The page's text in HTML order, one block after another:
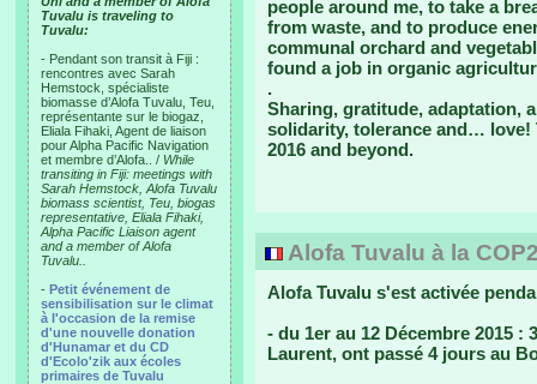
Tuvalu is traveling to
Tuvalu:
- Pendant son transit à Fiji :
rencontres avec Sarah
Hemstock, spécialiste
biomasse d’Alofa Tuvalu, Teu,
représentante sur le biogaz,
Eliala Fihaki, Agent de liaison
pour Alpha Pacific Navigation
et membre d’Alofa.. / While
transiting in Fiji: meetings with
Sarah Hemstock, Alofa Tuvalu
biomass scientist, Teu, biogas
representative, Eliala Fihaki,
Alpha Pacific Liaison agent
and a member of Alofa
Tuvalu..
- Petit événement de
sensibilisation sur le climat
à l'occasion de la remise
d'une nouvelle donation
d'Hunamar et du CD
d'Ecolo'zik aux écoles
primaires de Tuvalu
people around me, to take a
from waste, and to produce
communal orchard and
found a job in organic
.
Sharing, gratitude, adaptation,
solidarity, tolerance and… love!
2016 and beyond.
Alofa Tuvalu à la
Alofa Tuvalu s'est activée
- du 1er au 12 Décembre 2015
Laurent, ont passé 4 jours au